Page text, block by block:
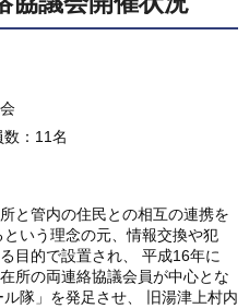
数：11名
と管内の住民との相互の連携を
いう理念の元、情報交換や犯
目的で設置され、 平成16年に
所の両連絡協議会員が中心とな
隊」を発足させ、 旧湯津上村内